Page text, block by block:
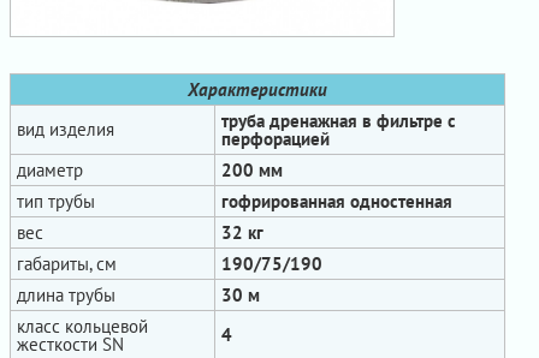
Характеристики
вид изделия
труба дренажная в фильтре с
перфорацией
диаметр
200 мм
тип трубы
гофрированная одностенная
вес
32 кг
габариты, см
190/75/190
длина трубы
30 м
класс кольцевой
жесткости SN
4